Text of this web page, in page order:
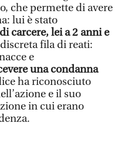
che permette di avere
lui è stato
carcere, lei a 2 anni e
fila di reati:
e
una condanna
ha riconosciuto
e il suo
in cui erano